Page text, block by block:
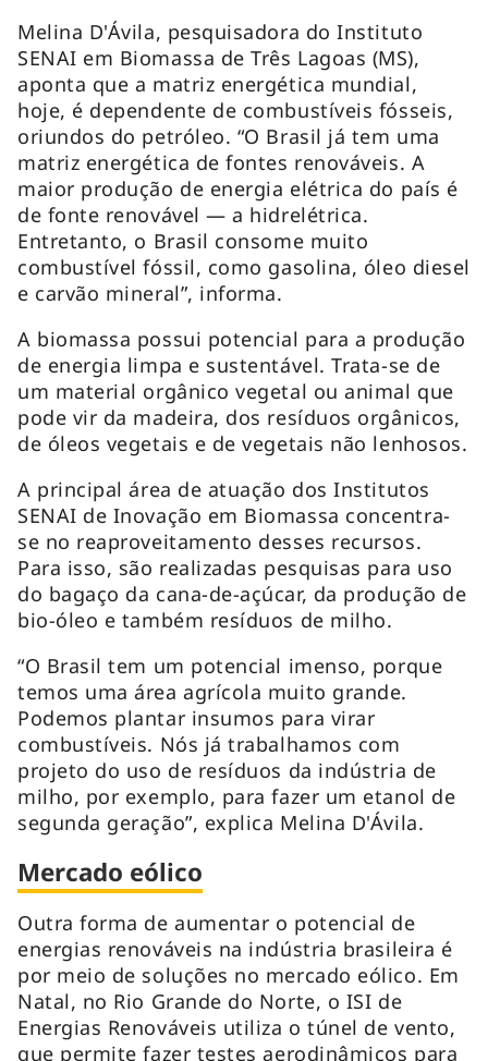
Melina D'Ávila, pesquisadora do Instituto
SENAI em Biomassa de Três Lagoas (MS),
aponta que a matriz energética mundial,
hoje, é dependente de combustíveis fósseis,
oriundos do petróleo. “O Brasil já tem uma
matriz energética de fontes renováveis. A
maior produção de energia elétrica do país é
de fonte renovável — a hidrelétrica.
Entretanto, o Brasil consome muito
combustível fóssil, como gasolina, óleo diesel
e carvão mineral”, informa.
A biomassa possui potencial para a produção
de energia limpa e sustentável. Trata-se de
um material orgânico vegetal ou animal que
pode vir da madeira, dos resíduos orgânicos,
de óleos vegetais e de vegetais não lenhosos.
A principal área de atuação dos Institutos
SENAI de Inovação em Biomassa concentra-
se no reaproveitamento desses recursos.
Para isso, são realizadas pesquisas para uso
do bagaço da cana-de-açúcar, da produção de
bio-óleo e também resíduos de milho.
“O Brasil tem um potencial imenso, porque
temos uma área agrícola muito grande.
Podemos plantar insumos para virar
combustíveis. Nós já trabalhamos com
projeto do uso de resíduos da indústria de
milho, por exemplo, para fazer um etanol de
segunda geração”, explica Melina D'Ávila.
Mercado eólico
Outra forma de aumentar o potencial de
energias renováveis na indústria brasileira é
por meio de soluções no mercado eólico. Em
Natal, no Rio Grande do Norte, o ISI de
Energias Renováveis utiliza o túnel de vento,
que permite fazer testes aerodinâmicos para